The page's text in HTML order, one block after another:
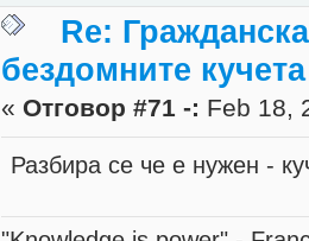
Re:
бездомните кучета
« Отговор #71 -: Feb 18,
Разбира се че е нужен -